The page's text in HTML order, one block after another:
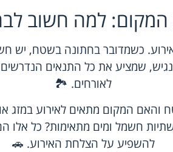
למה חשוב
כשמדובר בחתונה בשטח, יש
שמציע את כל התנאים
לאורחים. 🏞️
והאם המקום מתאים לאירוע במזג
חשמל ומים מתאימות? כל אלו
להשפיע על הצלחת האירוע. 🚗